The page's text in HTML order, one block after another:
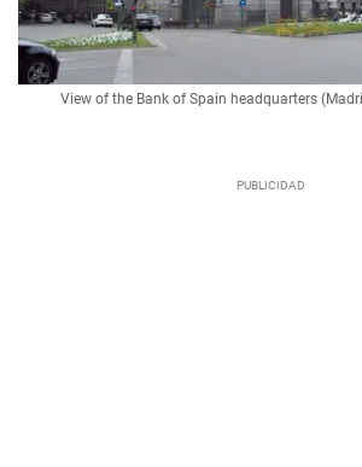
View of the Bank of Spain headquarters